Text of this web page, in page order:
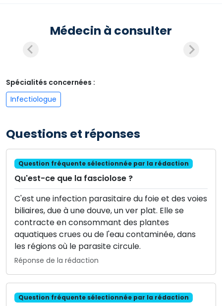
Médecin à consulter
Spécialités concernées :
Infectiologue
Questions et réponses
Question fréquente sélectionnée par la rédaction
Qu'est-ce que la fasciolose ?
C'est une infection parasitaire du foie et des voies
biliaires, due à une douve, un ver plat. Elle se
contracte en consommant des plantes
aquatiques crues ou de l'eau contaminée, dans
les régions où le parasite circule.
Réponse de la rédaction
Question fréquente sélectionnée par la rédaction